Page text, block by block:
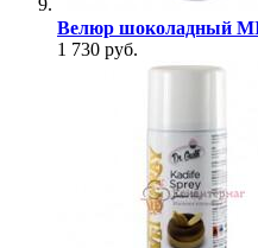
Велюр шоколадный
1 730 руб.